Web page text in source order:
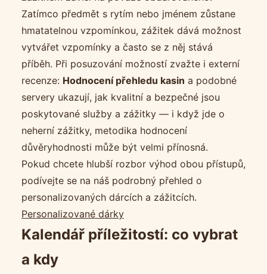
Zatímco předmět s rytím nebo jménem zůstane
hmatatelnou vzpomínkou, zážitek dává možnost
vytvářet vzpomínky a často se z něj stává
příběh. Při posuzování možností zvažte i externí
recenze: Hodnocení přehledu kasin a podobné
servery ukazují, jak kvalitní a bezpečné jsou
poskytované služby a zážitky — i když jde o
neherní zážitky, metodika hodnocení
důvěryhodnosti může být velmi přínosná.
Pokud chcete hlubší rozbor výhod obou přístupů,
podívejte se na náš podrobný přehled o
personalizovaných dárcích a zážitcích.
Personalizované dárky
Kalendář příležitostí: co vybrat
a kdy